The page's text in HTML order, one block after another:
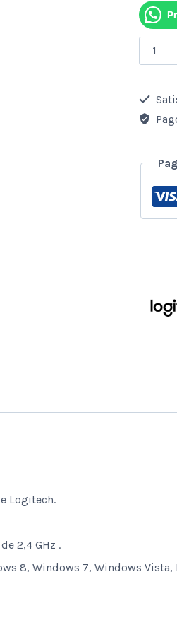
Mouse
M280
Usb
Logitech.
2,4 GHz .
8, Windows 7, Windows Vista,